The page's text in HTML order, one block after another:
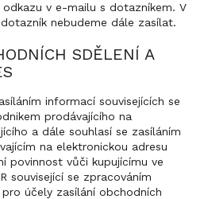
v e-mailu s dotazníkem. V
nebudeme dále zasílat.
SDĚLENÍ A
informací souvisejících se
prodávajícího na
a dále souhlasí se zasíláním
na elektronickou adresu
povinnost vůči kupujícímu ve
související se zpracováním
účely zasílání obchodních